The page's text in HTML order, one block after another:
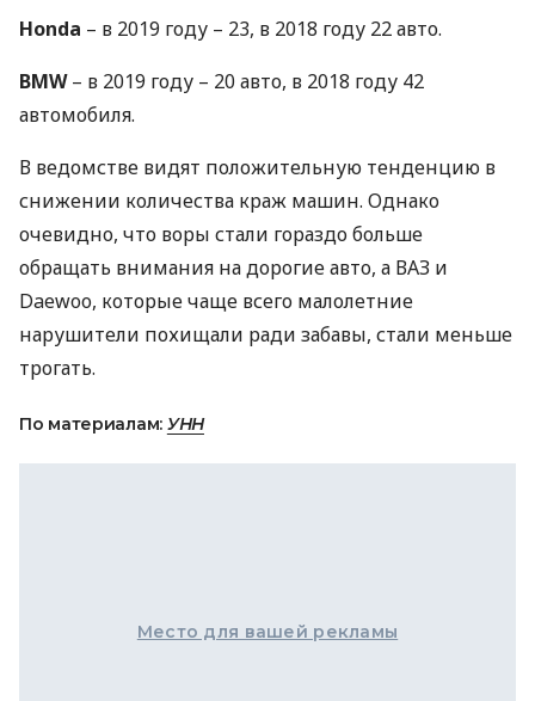
Honda – в 2019 году – 23, в 2018 году 22 авто.
BMW– в 2019 году – 20 авто, в 2018 году 42
автомобиля.
В ведомстве видят положительную тенденцию в
снижении количества краж машин. Однако
очевидно, что воры стали гораздо больше
обращать внимания на дорогие авто, а ВАЗ и
Daewoo, которые чаще всего малолетние
нарушители похищали ради забавы, стали меньше
трогать.
По материалам: УНН
Место для вашей рекламы